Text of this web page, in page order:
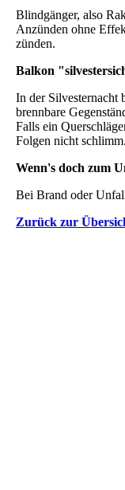
Blindgänger, also
Anzünden ohne
zünden.
Balkon
In der Silvesternacht
brennbare
Falls ein
Folgen nicht schlimm.
Wenn's doch zum
Bei Brand oder
Zurück zur